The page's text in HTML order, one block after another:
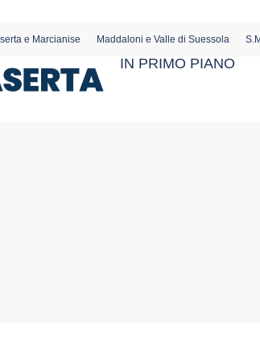
e Marcianise Maddaloni e Valle di Suessola
IN PRIMO PIANO